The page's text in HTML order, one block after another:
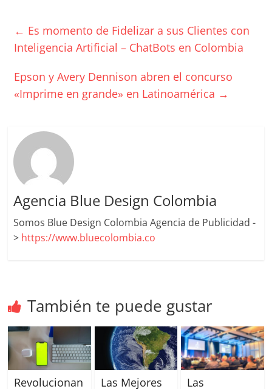
Noticias,
Artículos,
Gente,
de
Calidad,
Marketing,
Mercadotecnia,
Eventos
Publicitarios,
Colecciónes,
Marcas,
Insigns,
TV,
SEM,
Free
Press,
RRPP,
Spots,
Comerciales,
← Es momento de Fidelizar a sus Clientes con
Inteligencia Artificial – ChatBots en Colombia
Epson y Avery Dennison abren el concurso
«Imprime en grande» en Latinoamérica →
Agencia Blue Design Colombia
Somos Blue Design Colombia Agencia de Publicidad -
> https://www.bluecolombia.co
También te puede gustar
Revolucionan
Las Mejores
Las